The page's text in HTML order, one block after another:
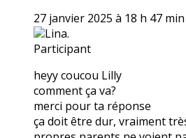
27 janvier 2025 à 18 h 47 min
Lina.
Participant
heyy coucou Lilly
comment ça va?
merci pour ta réponse
ça doit être dur, vraiment